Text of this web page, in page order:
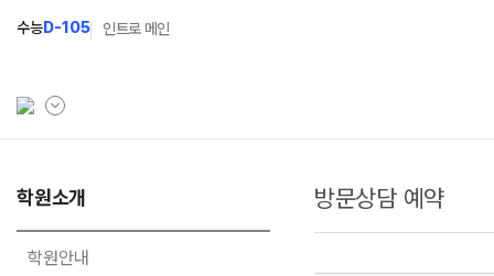
수능D-105 인트로 메인
학원소개
학원안내
N Class
학원소개
학원안내
방문상담 예약